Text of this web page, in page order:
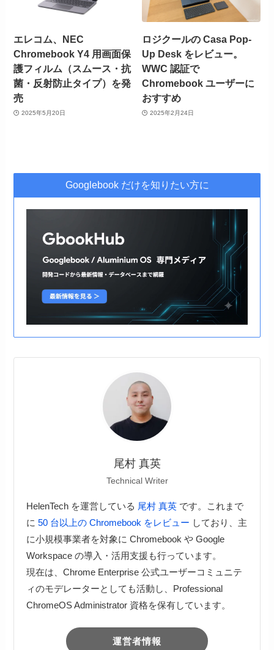
エレコム、NEC
Chromebook Y4 用画面保
護フィルム（スムース・抗
菌・反射防止タイプ）を発
売
2025年5月20日
ロジクールの Casa Pop-
Up Desk をレビュー。
WWC 認証で
Chromebook ユーザーに
おすすめ
2025年2月24日
Googlebook だけを知りたい方に
尾村 真英
Technical Writer
HelenTech を運営している 尾村 真英です。これまで
に 50 台以上の Chromebook をレビュー しており、主
に小規模事業者を対象に Chromebook や Google
Workspace の導入・活用支援も行っています。
現在は、Chrome Enterprise 公式ユーザーコミュニテ
ィのモデレーターとしても活動し、Professional
ChromeOS Administrator 資格を保有しています。
運営者情報